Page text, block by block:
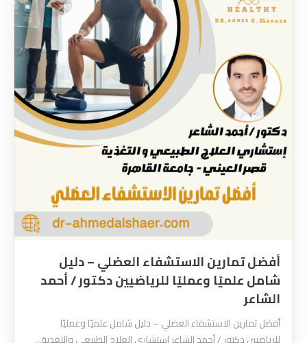
أفضل تمارين الاستشفاء العضلي – دليل
شامل علميًا وعمليًا للرياضيين دكتور / أحمد
الشاعر
أفضل تمارين الاستشفاء العضلي – دليل شامل علميًا وعمليًا
للرياضيين دكتور / أحمد الشاعر استشاري العلاج الطبيعي والتغذية…